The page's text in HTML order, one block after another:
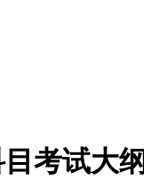
考试大纲